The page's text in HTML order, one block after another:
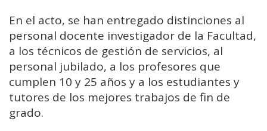
En el acto, se han entregado distinciones al
personal docente investigador de la Facultad,
a los técnicos de gestión de servicios, al
personal jubilado, a los profesores que
cumplen 10 y 25 años y a los estudiantes y
tutores de los mejores trabajos de fin de
grado.